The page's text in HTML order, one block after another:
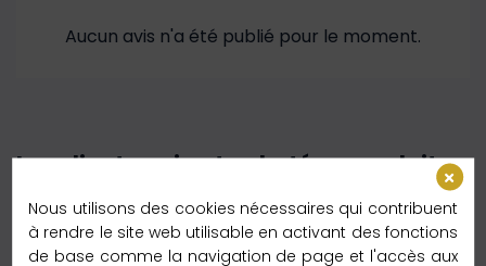
Aucun avis n'a été publié pour le moment.
Les clients qui ont acheté ce produit
Nous utilisons des cookies nécessaires qui contribuent
à rendre le site web utilisable en activant des fonctions
de base comme la navigation de page et l'accès aux